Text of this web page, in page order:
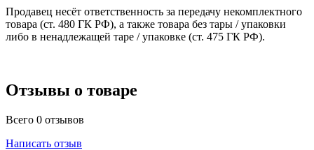
Продавец несёт ответственность за передачу некомплектного
товара (ст. 480 ГК РФ), а также товара без тары / упаковки
либо в ненадлежащей таре / упаковке (ст. 475 ГК РФ).
Отзывы о товаре
Всего 0 отзывов
Написать отзыв